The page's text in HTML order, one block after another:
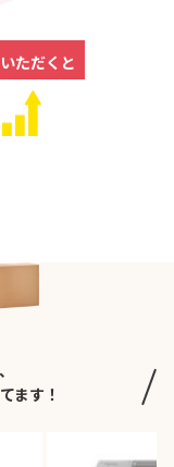
ただくと
ます！